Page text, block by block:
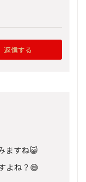
返信する
ますね😺
よね？😅